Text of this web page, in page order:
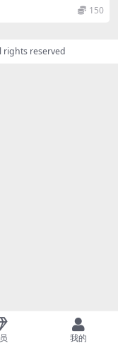
150
rights reserved
我的